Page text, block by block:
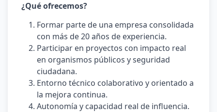
¿Qué ofrecemos?
Formar parte de una empresa consolidada
con más de 20 años de experiencia.
Participar en proyectos con impacto real
en organismos públicos y seguridad
ciudadana.
Entorno técnico colaborativo y orientado a
la mejora continua.
Autonomía y capacidad real de influencia.